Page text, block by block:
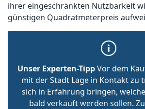
ihrer eingeschränkten Nutzbarkeit
günstigen Quadratmeterpreis
Unser Experten-TippVor dem
mit der Stadt Lage in Kontakt zu
sich in Erfahrung bringen,
bald verkauft werden sollen.